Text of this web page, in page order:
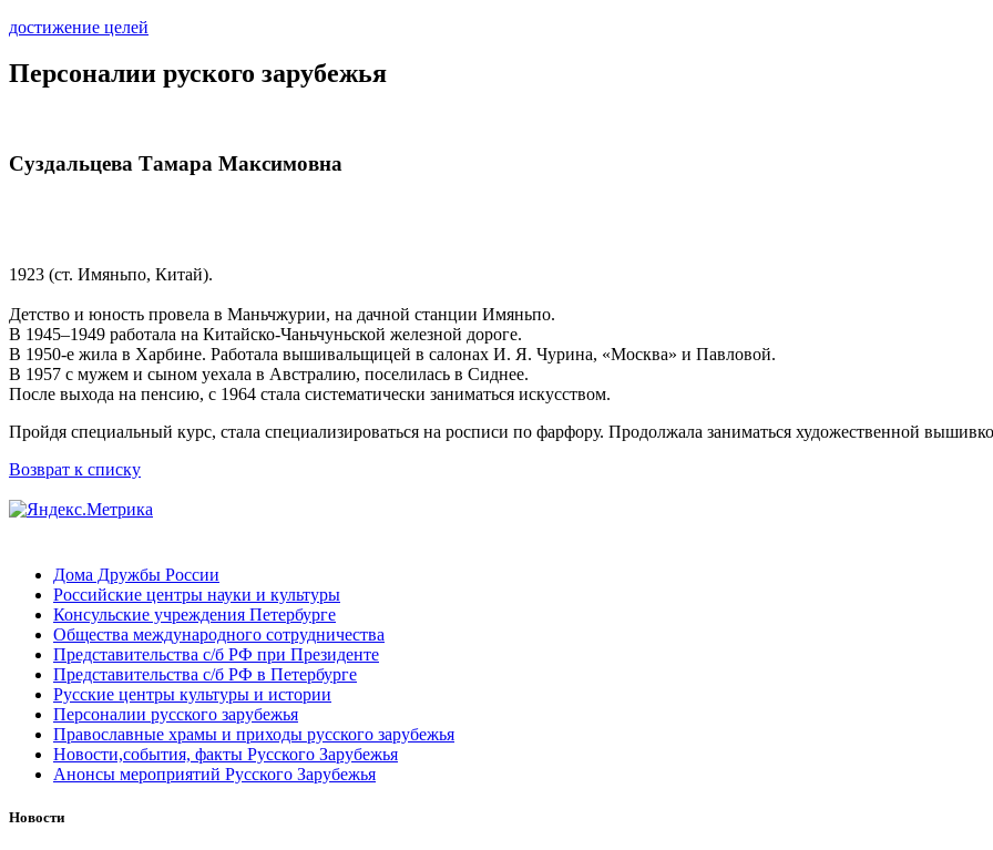
достижение целей
Персоналии руского зарубежья
Суздальцева Тамара Максимовна
1923 (ст. Имяньпо, Китай).
Детство и юность провела в Маньчжурии, на дачной станции Имяньпо.
В 1945–1949 работала на Китайско-Чаньчуньской железной дороге.
В 1950-е жила в Харбине. Работала вышивальщицей в салонах И. Я. Чурина, «Москва» и Павловой.
В 1957 с мужем и сыном уехала в Австралию, поселилась в Сиднее.
После выхода на пенсию, с 1964 стала систематически заниматься искусством.
Пройдя специальный курс, стала специализироваться на росписи по фарфору. Продолжала заниматься художественной
Возврат к списку
Дома Дружбы России
Российские центры науки и культуры
Консульские учреждения Петербурге
Общества международного сотрудничества
Представительства с/б РФ при Президенте
Представительства с/б РФ в Петербурге
Русские центры культуры и истории
Персоналии русского зарубежья
Православные храмы и приходы русского зарубежья
Новости,события, факты Русского Зарубежья
Анонсы мероприятий Русского Зарубежья
Новости